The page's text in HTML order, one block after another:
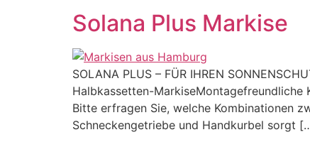
Solana Plus Markise
SOLANA PLUS – FÜR IHREN
Halbkassetten-MarkiseMontagefreundliche
Bitte erfragen Sie, welche Kombinationen
Schneckengetriebe und Handkurbel sorgt